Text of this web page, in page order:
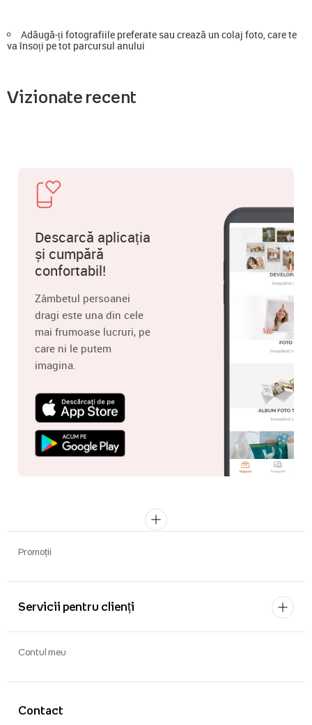
Adăugă-ți fotografiile preferate sau crează un colaj foto, care te
va însoți pe tot parcursul anului
Vizionate recent
Descarcă aplicația
și cumpără
confortabil!
Zâmbetul persoanei
dragi este una din cele
mai frumoase lucruri, pe
care ni le putem
imagina.
Promoții
Servicii pentru clienți
Contact
Contul meu